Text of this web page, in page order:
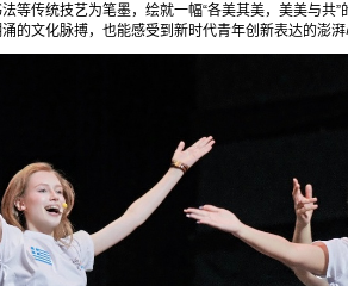
等传统技艺为笔墨，绘就一幅“各美其美，美美与共
的文化脉搏，也能感受到新时代青年创新表达的澎湃